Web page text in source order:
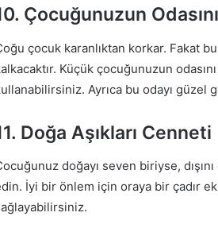
Çocuğunuzun
çocuk karanlıktan korkar. Fakat
Küçük çocuğunuzun
Ayrıca bu odayı güzel
Doğa Aşıkları Cenneti
doğayı seven biriyse,
İyi bir önlem için oraya bir çadır